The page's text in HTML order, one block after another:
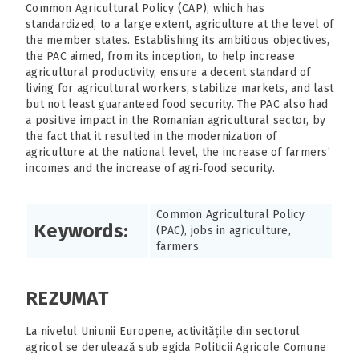
Common Agricultural Policy (CAP), which has
standardized, to a large extent, agriculture at the level of
the member states. Establishing its ambitious objectives,
the PAC aimed, from its inception, to help increase
agricultural productivity, ensure a decent standard of
living for agricultural workers, stabilize markets, and last
but not least guaranteed food security. The PAC also had
a positive impact in the Romanian agricultural sector, by
the fact that it resulted in the modernization of
agriculture at the national level, the increase of farmers’
incomes and the increase of agri‑food security.
Keywords:
Common Agricultural Policy
(PAC), jobs in agriculture,
farmers
REZUMAT
La nivelul Uniunii Europene, activitățile din sectorul
agricol se derulează sub egida Politicii Agricole Comune